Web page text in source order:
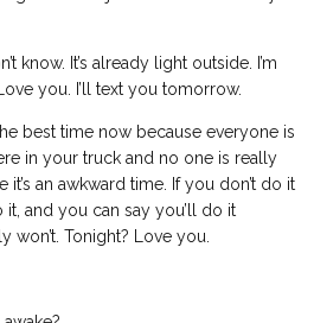
know. It’s already light outside. I’m
you. I’ll text you tomorrow.
best time now because everyone is
in your truck and no one is really
an awkward time. If you don’t do it
it, and you can say you’ll do it
Tonight? Love you.